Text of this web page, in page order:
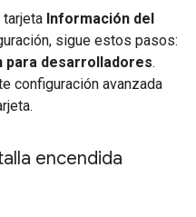
Información del
sigue estos pasos:
para desarrolladores.
configuración avanzada
encendida